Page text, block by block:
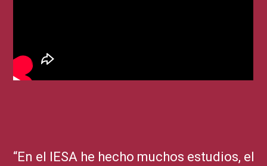
“En el IESA he hecho muchos estudios, el